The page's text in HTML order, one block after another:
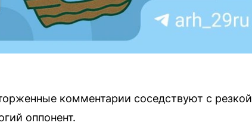
комментарии соседствуют с резкой
оппонент.